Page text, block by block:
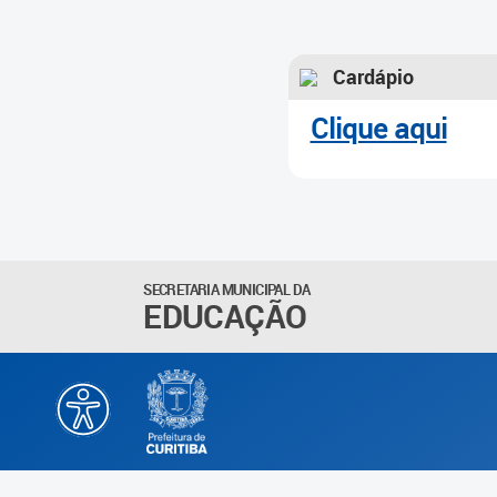
Cardápio
Clique aqui
SECRETARIA MUNICIPAL DA
EDUCAÇÃO